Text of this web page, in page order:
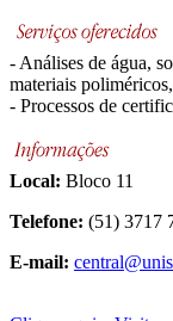
- Análises de água,
materiais
- Processos de
Local: Bloco 11
Telefone: (51) 3717
E-mail: